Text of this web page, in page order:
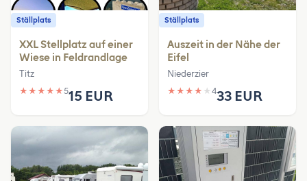
Ställplats
XXL Stellplatz auf einer
Wiese in Feldrandlage
Titz
★ ★ ★ ★ ★515 EUR
Ställplats
Auszeit in der Nähe der
Eifel
Niederzier
★ ★ ★ ★ ★ 433 EUR